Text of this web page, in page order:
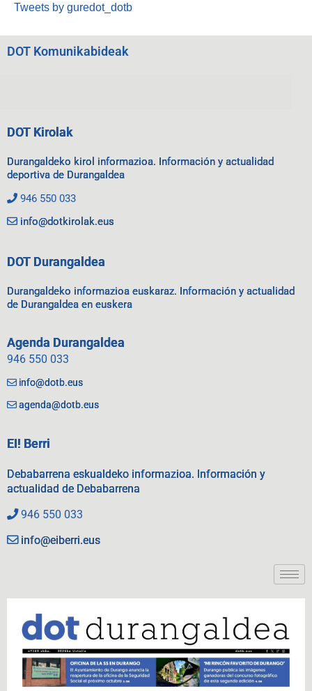
Tweets by guredot_dotb
DOT Komunikabideak
DOT Kirolak
Durangaldeko kirol informazioa. Información y actualidad
deportiva de Durangaldea
946 550 033
info@dotkirolak.eus
DOT Durangaldea
Durangaldeko informazioa euskaraz. Información y actualidad
de Durangaldea en euskera
Agenda Durangaldea
946 550 033
info@dotb.eus
agenda@dotb.eus
EI! Berri
Debabarrena eskualdeko informazioa. Información y
actualidad de Debabarrena
946 550 033
info@eiberri.eus